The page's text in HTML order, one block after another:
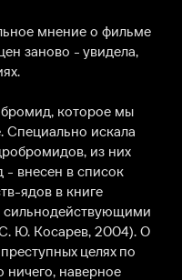
мнение о фильме
заново - увидела,
которое мы
Специально искала
из них
внесен в список
ядов в книге
сильнодействующими
Ю. Косарев, 2004). О
целях по
ничего, наверное